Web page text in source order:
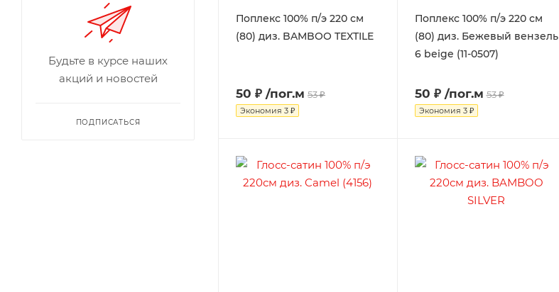
Поплекс 100% п/э 220 см
(80) диз. BAMBOO TEXTILE
50 ₽ /пог.м 53 ₽
Экономия 3 ₽
Поплекс 100% п/э 220 см
(80) диз. Бежевый вензель
6 beige (11-0507)
50 ₽ /пог.м 53 ₽
Экономия 3 ₽
Будьте в курсе наших
акций и новостей
ПОДПИСАТЬСЯ